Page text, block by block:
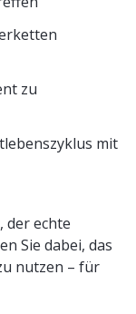
zu
mit
der echte
Sie dabei, das
nutzen – für